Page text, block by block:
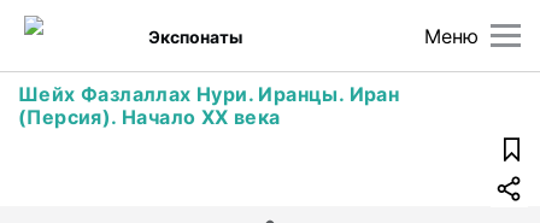
Меню
Экспонаты
Шейх Фазлаллах Нури. Иранцы. Иран
(Персия). Начало XX века